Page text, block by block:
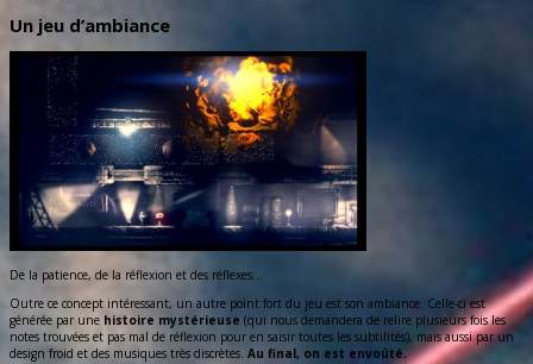
Un jeu d’ambiance
De la patience, de la réflexion et des réflexes…
Outre ce concept intéressant, un autre point fort du jeu est son ambiance. Celle-ci est
générée par une histoire mystérieuse (qui nous demandera de relire plusieurs fois les
notes trouvées et pas mal de réflexion pour en saisir toutes les subtilités), mais aussi par un
design froid et des musiques très discrètes. Au final, on est envoûté.